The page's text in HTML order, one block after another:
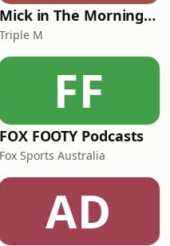
Mick in The Morning with Roo, Titus and Rosie
Triple M
FF
FOX FOOTY Podcasts
Fox Sports Australia
AD